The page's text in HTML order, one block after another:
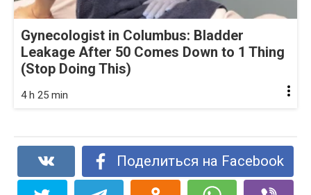
Gynecologist in Columbus: Bladder
Leakage After 50 Comes Down to 1 Thing
(Stop Doing This)
4 h 25 min
Поделиться на Facebook